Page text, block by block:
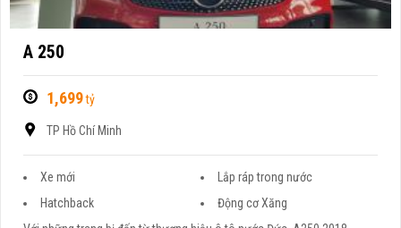
A 250
1,699tỷ
TP Hồ Chí Minh
Xe mới
Lắp ráp trong nước
Hatchback
Động cơ Xăng